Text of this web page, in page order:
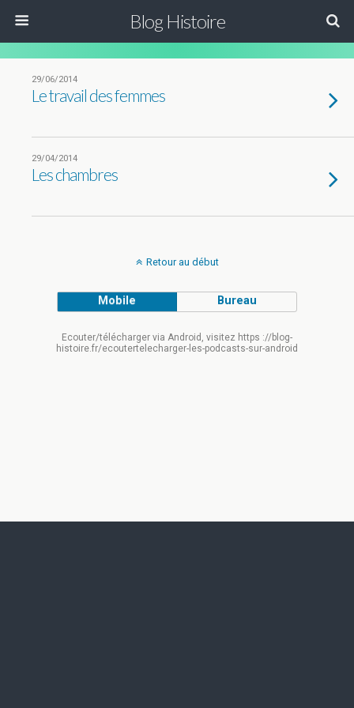
Blog Histoire
29/06/2014
Le travail des femmes
29/04/2014
Les chambres
Retour au début
Mobile Bureau
Ecouter/télécharger via Android, visitez https ://blog-
histoire.fr/ecoutertelecharger-les-podcasts-sur-android